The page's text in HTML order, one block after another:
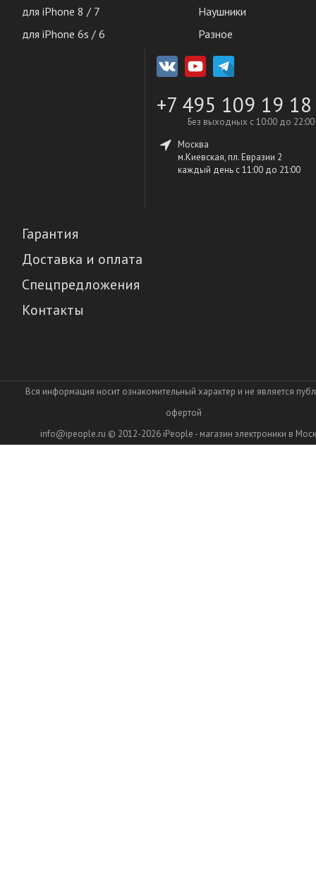
для iPhone 8 / 7
для iPhone 6s / 6
Наушники
Разное
+7 495 109 19 18
Без выходных с 10:00 до 22:00
Москва
м.Киевская, пл. Евразии 2
каждый день c 11:00 до 21:00
Гарантия
Доставка и оплата
Спецпредложения
Контакты
Вся информация носит ознакомительный характер и не является
офертой
info@ipeople.ru © 2012-2026 iPeople - магазин электроники в